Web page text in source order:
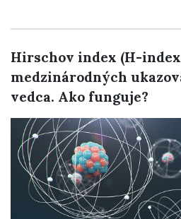
Hirschov index (H-
medzinárodných
vedca. Ako funguje?